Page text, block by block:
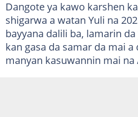
Dangote ya kawo karshen
shigarwa a watan Yuli na
bayyana dalili ba, lamarin
kan gasa da samar da mai a
manyan kasuwannin mai na